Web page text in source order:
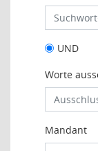
UND
Worte
Mandant